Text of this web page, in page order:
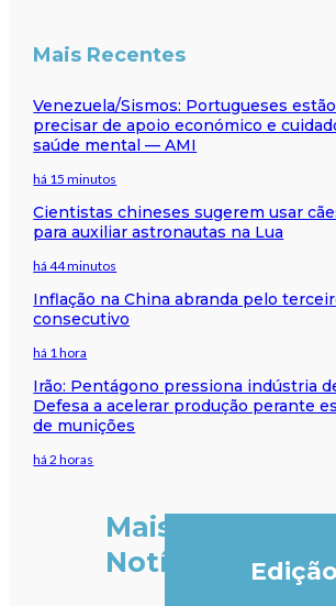
Mais Recentes
Venezuela/Sismos: Portugueses
precisar de apoio económico e
saúde mental — AMI
há 15 minutos
Cientistas chineses sugerem usar
para auxiliar astronautas na Lua
há 44 minutos
Inflação na China abranda pelo
consecutivo
há 1 hora
Irão: Pentágono pressiona indústria
Defesa a acelerar produção perante
de munições
há 2 horas
Mais
Notícias